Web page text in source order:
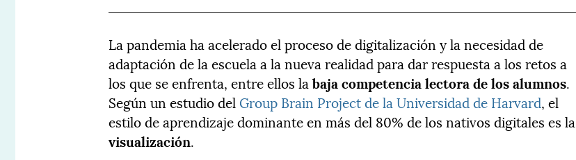
La pandemia ha acelerado el proceso de digitalización y la necesidad de
adaptación de la escuela a la nueva realidad para dar respuesta a los retos a
los que se enfrenta, entre ellos labaja competencia lectora de los alumnos.
Según un estudio del Group Brain Project de la Universidad de Harvard, el
estilo de aprendizaje dominante en más del 80% de los nativos digitales es la
visualización.